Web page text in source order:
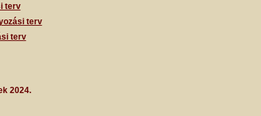
terv
terv
terv
2024.